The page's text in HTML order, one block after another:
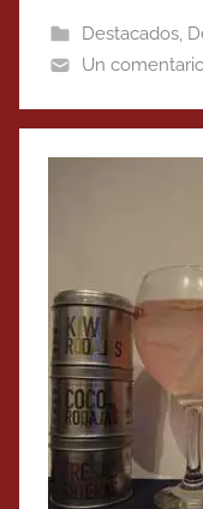
Destacados,
Un